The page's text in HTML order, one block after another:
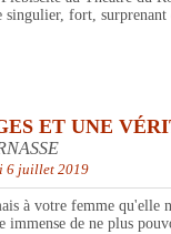
singulier, fort,
ET UNE
6 juillet 2019
à votre femme qu'elle
immense de ne plus